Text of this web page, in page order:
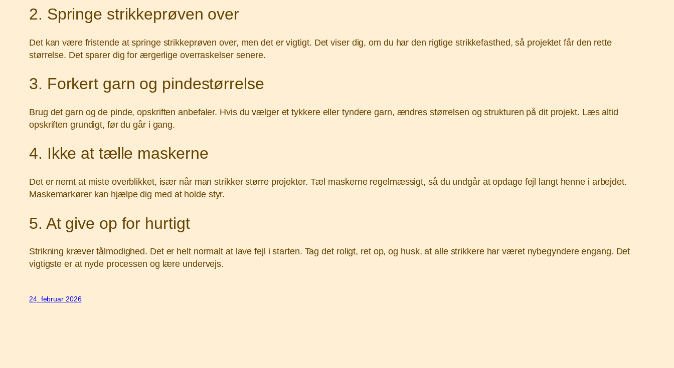
2. Springe strikkeprøven over
Det kan være fristende at springe strikkeprøven over, men det er vigtigt. Det viser dig, om du har den rigtige strikkefasthed, så projektet får den rette
størrelse. Det sparer dig for ærgerlige overraskelser senere.
3. Forkert garn og pindestørrelse
Brug det garn og de pinde, opskriften anbefaler. Hvis du vælger et tykkere eller tyndere garn, ændres størrelsen og strukturen på dit projekt. Læs altid
opskriften grundigt, før du går i gang.
4. Ikke at tælle maskerne
Det er nemt at miste overblikket, især når man strikker større projekter. Tæl maskerne regelmæssigt, så du undgår at opdage fejl langt henne i arbejdet.
Maskemarkører kan hjælpe dig med at holde styr.
5. At give op for hurtigt
Strikning kræver tålmodighed. Det er helt normalt at lave fejl i starten. Tag det roligt, ret op, og husk, at alle strikkere har været nybegyndere engang. Det
vigtigste er at nyde processen og lære undervejs.
24. februar 2026